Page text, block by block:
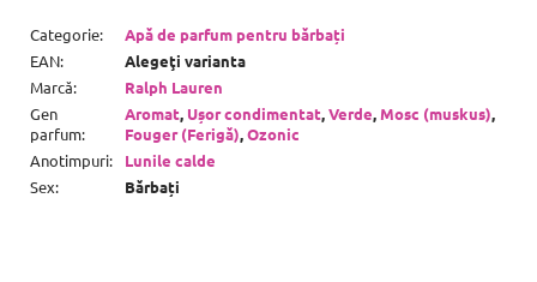
Categorie:
Apă de parfum pentru bărbați
EAN:
Alegeţi varianta
Marcă:
Ralph Lauren
Gen
parfum:
Aromat, Ușor condimentat,Verde,Mosc (muskus),
Fouger (Ferigă),Ozonic
Anotimpuri:
Lunile calde
Sex: Bărbați